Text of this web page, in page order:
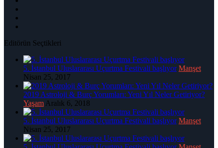
Editörün Seçtikleri
5. İstanbul Uluslararası Uçurtma Festivali başlıyor Manşet
Nisan 25, 2017
2019 Astroloji & Burç Yorumları: Yeni Yıl Neler Getiriyor?
Yaşam Aralık 6, 2018
5. İstanbul Uluslararası Uçurtma Festivali başlıyor Manşet
Nisan 25, 2017